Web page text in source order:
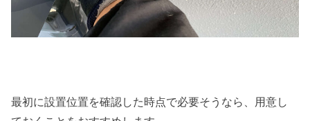
最初に設置位置を確認した時点で必要そうなら、用意し